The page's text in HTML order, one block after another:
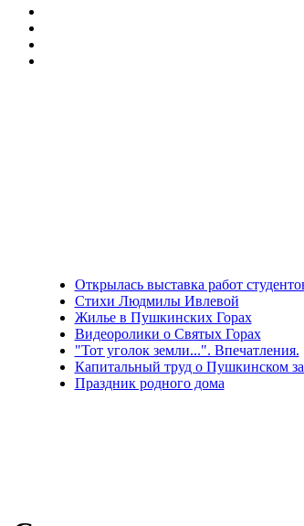
Открылась выставка работ
Стихи Людмилы Ивлевой
Жилье в Пушкинских Горах
Видеоролики о Святых Горах
"Тот уголок земли...". Впечатления.
Капитальный труд о Пушкинском
Праздник родного дома